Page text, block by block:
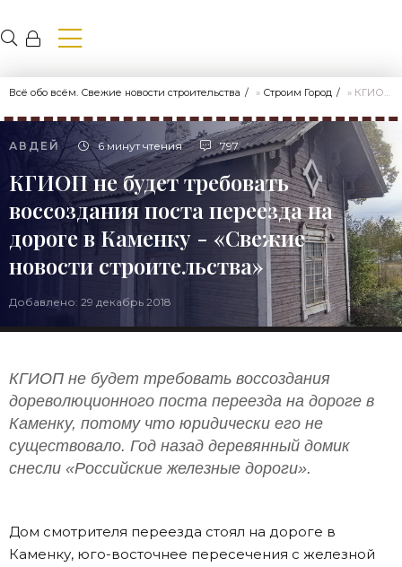
Всё обо всём. Свежие новости строительства » Строим Город » КГИОП не будет требовать воссоздания поста переезда на дороге в Каменку - «Свежие новости строительства»
АВДЕЙ 6 минут чтения 797
КГИОП не будет требовать
воссоздания поста переезда на
дороге в Каменку - «Свежие
новости строительства»
Добавлено: 29 декабрь 2018
КГИОП не будет требовать воссоздания
дореволюционного поста переезда на дороге в
Каменку, потому что юридически его не
существовало. Год назад деревянный домик
снесли «Российские железные дороги».
Дом смотрителя переезда стоял на дороге в
Каменку, юго-восточнее пересечения с железной